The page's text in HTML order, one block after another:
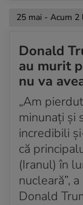
25 mai - Acum 2
Donald
au murit
nu va
„Am
minunați și
incredibili
că
(Iranul) în
nucleară”,
Donald